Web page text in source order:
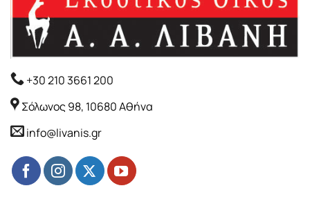
+30 210 3661 200
Σόλωνος 98, 10680 Αθήνα
info@livanis.gr